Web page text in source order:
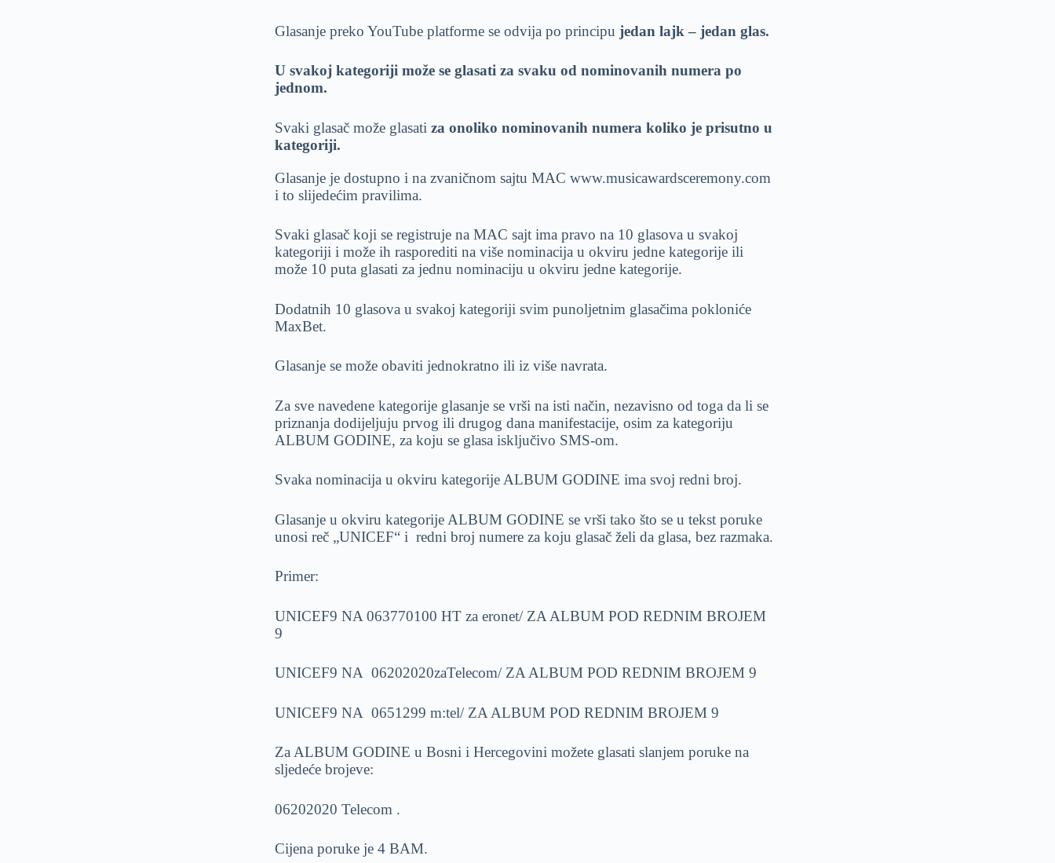
Glasanje preko YouTube platforme se odvija po principu jedan lajk – jedan glas.
U svakoj kategoriji može se glasati za svaku od nominovanih numera po
jednom.
Svaki glasač može glasati za onoliko nominovanih numera koliko je prisutno u
kategoriji.
Glasanje je dostupno i na zvaničnom sajtu MAC www.musicawardsceremony.com
i to slijedećim pravilima.
Svaki glasač koji se registruje na MAC sajt ima pravo na 10 glasova u svakoj
kategoriji i može ih rasporediti na više nominacija u okviru jedne kategorije ili
može 10 puta glasati za jednu nominaciju u okviru jedne kategorije.
Dodatnih 10 glasova u svakoj kategoriji svim punoljetnim glasačima pokloniće
MaxBet.
Glasanje se može obaviti jednokratno ili iz više navrata.
Za sve navedene kategorije glasanje se vrši na isti način, nezavisno od toga da li se
priznanja dodijeljuju prvog ili drugog dana manifestacije, osim za kategoriju
ALBUM GODINE, za koju se glasa isključivo SMS-om.
Svaka nominacija u okviru kategorije ALBUM GODINE ima svoj redni broj.
Glasanje u okviru kategorije ALBUM GODINE se vrši tako što se u tekst poruke
unosi reč „UNICEF“ i redni broj numere za koju glasač želi da glasa, bez razmaka.
Primer:
UNICEF9 NA 063770100 HT za eronet/ ZA ALBUM POD REDNIM BROJEM
9
UNICEF9 NA 06202020zaTelecom/ ZA ALBUM POD REDNIM BROJEM 9
UNICEF9 NA 0651299 m:tel/ ZA ALBUM POD REDNIM BROJEM 9
Za ALBUM GODINE u Bosni i Hercegovini možete glasati slanjem poruke na
sljedeće brojeve:
06202020 Telecom .
Cijena poruke je 4 BAM.